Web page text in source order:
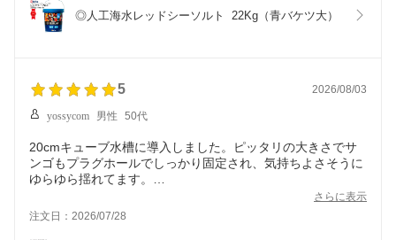
部分が歪んで変形してました。
反対側に押して目立たないようにはなりましたが、、、信用
◎人工海水レッドシーソルト  22Kg（青バケツ大）
5 2026/08/03
yossycom 男性 50代
20cmキューブ水槽に導入しました。ピッタリの大きさでサ
ンゴもプラグホールでしっかり固定され、気持ちよさそうに
ゆらゆら揺れてます。
マメライブロックご使用の方には一つプレート型があれば大
変便利です。
さらに表示
注文日：2026/07/28